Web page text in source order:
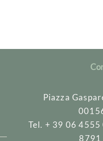
Piazza
Tel. + 39 06